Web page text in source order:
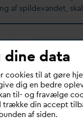
af spildevandet,
dine data
cookies til at gøre
dig en bedre
til- og fravælge
trække din accept
af siden.